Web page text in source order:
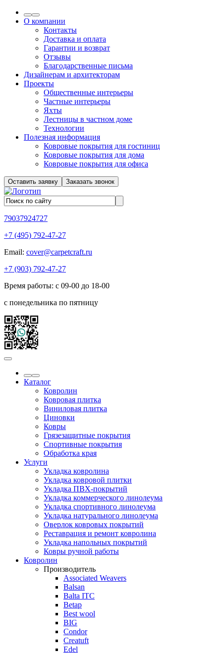
О компании
Контакты
Доставка и оплата
Гарантии и возврат
Отзывы
Благодарственные письма
Дизайнерам и архитекторам
Проекты
Общественные интерьеры
Частные интерьеры
Яхты
Лестницы в частном доме
Технологии
Полезная информация
Ковровые покрытия для гостиниц
Ковровые покрытия для дома
Ковровые покрытия для офиса
Оставить заявку Заказать звонок
79037924727
+7 (495) 792-47-27
Email: cover@carpetcraft.ru
+7 (903) 792-47-27
Время работы: с 09-00 до 18-00
с понедельника по пятницу
Каталог
Ковролин
Ковровая плитка
Виниловая плитка
Циновки
Ковры
Грязезащитные покрытия
Спортивные покрытия
Обработка края
Услуги
Укладка ковролина
Укладка ковровой плитки
Укладка ПВХ-покрытий
Укладка коммерческого линолеума
Укладка спортивного линолеума
Укладка натурального линолеума
Оверлок ковровых покрытий
Реставрация и ремонт ковролина
Укладка напольных покрытий
Ковры ручной работы
Ковролин
Производитель
Associated Weavers
Balsan
Balta ITC
Betap
Best wool
BIG
Condor
Creatuft
Edel